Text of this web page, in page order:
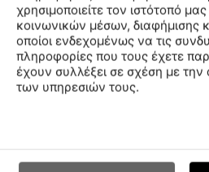
χρησιμοποιείτε τον ιστότοπό
κοινωνικών μέσων, διαφήμισης
οποίοι ενδεχομένως να τις
πληροφορίες που τους έχετε
έχουν συλλέξει σε σχέση με
των υπηρεσιών τους.